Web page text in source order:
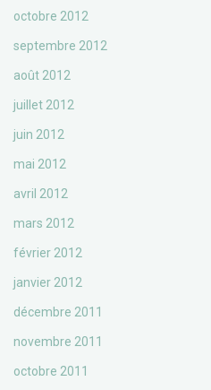
octobre 2012
septembre 2012
août 2012
juillet 2012
juin 2012
mai 2012
avril 2012
mars 2012
février 2012
janvier 2012
décembre 2011
novembre 2011
octobre 2011